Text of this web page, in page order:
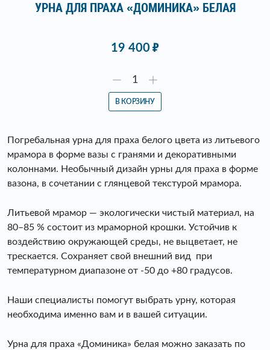
УРНА ДЛЯ ПРАХА «ДОМИНИКА» БЕЛАЯ
19 400
В КОРЗИНУ
Погребальная урна для праха белого цвета из литьевого
мрамора в форме вазы с гранями и декоративными
колоннами. Необычный дизайн урны для праха в форме
вазона, в сочетании с глянцевой текстурой мрамора.
Литьевой мрамор — экологически чистый материал, на
80–85 % состоит из мраморной крошки. Устойчив к
воздействию окружающей среды, не выцветает, не
трескается. Сохраняет свой внешний вид при
температурном диапазоне от -50 до +80 градусов.
Наши специалисты помогут выбрать урну, которая
необходима именно вам и в вашей ситуации.
Урна для праха «Доминика» белая можно заказать по